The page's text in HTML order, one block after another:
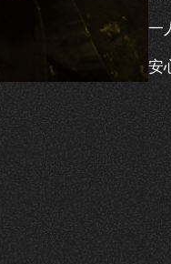
一
安